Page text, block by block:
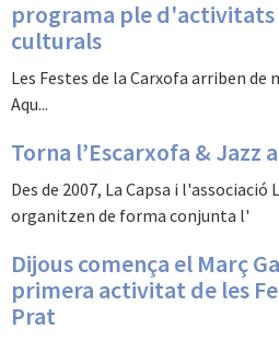
programa ple
culturals
Les Festes de la Carxofa arriben
Aqu...
Torna l’Escarxofa & Jazz
Des de 2007, La Capsa i
organitzen de forma conjunta l'
Dijous comença el Març
primera activitat de les
Prat